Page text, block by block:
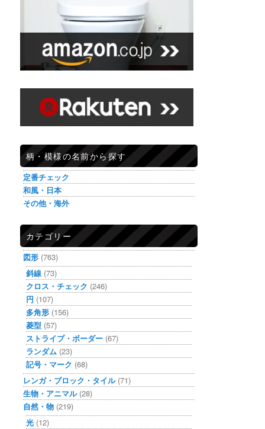
柄・模様の名前から探す
定番チェック
和風・日本
その他・海外
カテゴリー
図形 (763)
斜線 (73)
クロス・チェック (246)
円 (107)
多角形 (156)
菱型 (57)
ストライプ・ボーダー (67)
ランダム (23)
記号・マーク (68)
レンガ・ブロック・タイル(71)
生物・アニマル(28)
自然・物 (219)
光 (12)